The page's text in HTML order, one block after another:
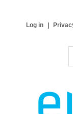
Log in
c